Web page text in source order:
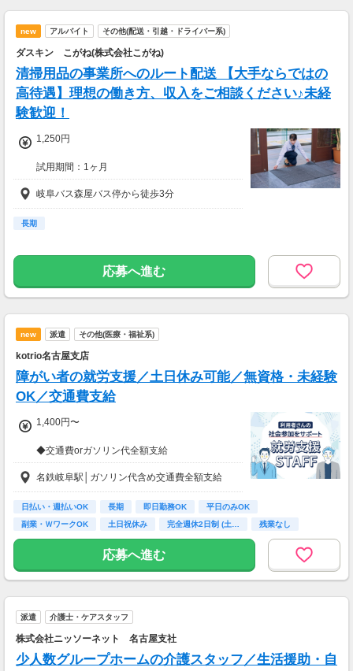
new アルバイト その他(配送・引越・ドライバー系)
ダスキン こがね(株式会社こがね)
清掃用品の事業所へのルート配送 【大手ならではの
高待遇】理想の働き方、収入をご相談ください♪未経
験歓迎！
1,250円
試用期間：1ヶ月
時給
1,150円
試用期間基本給：1,150円
岐阜バス森屋バス停から徒歩3分
長期
応募へ進む
new 派遣 その他(医療・福祉系)
kotrio名古屋支店
障がい者の就労支援／土日休み可能／無資格・未経験
OK／交通費支給
1,400円〜
◆交通費orガソリン代全額支給
◆各種社会保険完備
◆資格支援制度有
◆日払い・週払い制度（各規定有）
急な出費にあんしんの制度です。
名鉄岐阜駅│ガソリン代含め交通費全額支給
日払い・週払いOK 長期 即日勤務OK
平日のみOK
副業・ＷワークOK
土日祝休み 完全週休2日制 (土…
残業なし
ボーナス・昇給あり
応募へ進む
派遣 介護士・ケアスタッフ
株式会社ニッソーネット 名古屋支社
少人数グループホームの介護スタッフ／生活援助・自